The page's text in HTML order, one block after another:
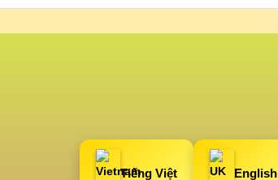
Tiếng Việt English